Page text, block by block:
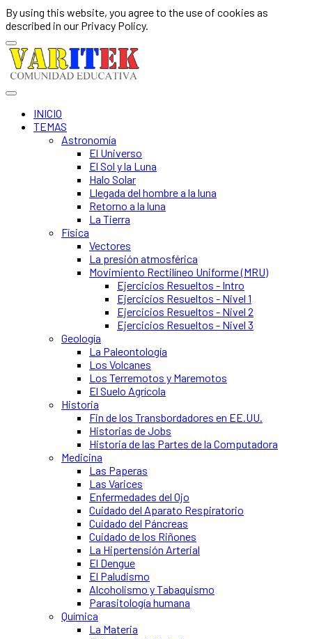
By using this website, you agree to the use of cookies as
described in our Privacy Policy.
INICIO
TEMAS
Astronomía
El Universo
El Sol y la Luna
Halo Solar
Llegada del hombre a la luna
Retorno a la luna
La Tierra
Física
Vectores
La presión atmosférica
Movimiento Rectilíneo Uniforme (MRU)
Ejercicios Resueltos - Intro
Ejercicios Resueltos - Nivel 1
Ejercicios Resueltos - Nivel 2
Ejercicios Resueltos - Nivel 3
Geología
La Paleontología
Los Volcanes
Los Terremotos y Maremotos
El Suelo Agrícola
Historia
Fin de los Transbordadores en EE.UU.
Historias de Jobs
Historia de las Partes de la Computadora
Medicina
Las Paperas
Las Varices
Enfermedades del Ojo
Cuidado del Aparato Respiratorio
Cuidado del Páncreas
Cuidado de los Riñones
La Hipertensión Arterial
El Dengue
El Paludismo
Alcoholismo y Tabaquismo
Parasitología humana
Química
La Materia